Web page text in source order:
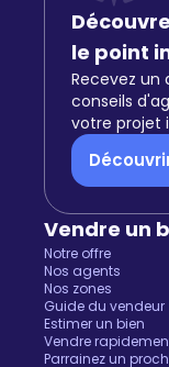
le point
Recevez
conseils
votre projet
Vendre un
Notre offre
Nos agents
Nos zones
Guide du vendeur
Estimer un bien
Vendre
Parrainez un